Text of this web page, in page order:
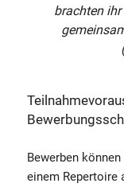
brachten
Bewerben
einem Repertoire